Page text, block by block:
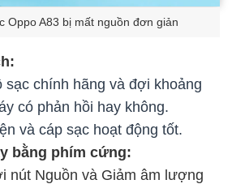
Oppo A83 bị mất nguồn đơn giản
sạc chính hãng và đợi khoảng
có phản hồi hay không.
và cáp sạc hoạt động tốt.
bằng phím cứng:
nút Nguồn và Giảm âm lượng